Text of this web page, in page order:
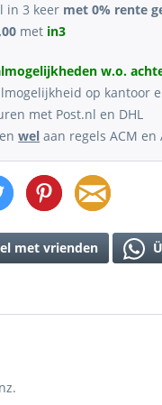
in 3 keer met 0% rente
met in3
w.o.
op kantoor
met Post.nl en DHL
wel aan regels ACM en
met vrienden